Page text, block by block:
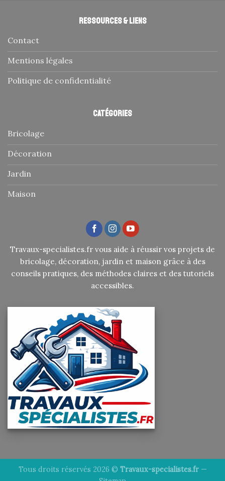
Ressources & liens
Contact
Mentions légales
Politique de confidentialité
Catégories
Bricolage
Décoration
Jardin
Maison
Travaux-specialistes.fr vous aide à réussir vos projets de
bricolage, décoration, jardin et maison grâce à des
conseils pratiques, des méthodes claires et des tutoriels
accessibles.
Tous droits réservés 2026 © Travaux-specialistes.fr—